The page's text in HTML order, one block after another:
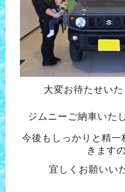
大変お待たせい
ジムニーご納車いた
今後もしっかりと精一
きます
宜しくお願いい